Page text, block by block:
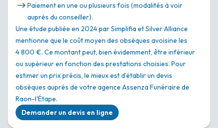
Paiement en une ou plusieurs fois (modalités à voir
auprès du conseiller).
Une étude publiée en 2024 par Simplifia et Silver Alliance
mentionne que le coût moyen des obsèques avoisine les
4 800 €. Ce montant peut, bien évidemment, être inférieur
ou supérieur en fonction des prestations choisies. Pour
estimer un prix précis, le mieux est d’établir un devis
obsèques auprès de votre agence Assenza Funéraire de
Raon-l'Étape.
Demander un devis en ligne